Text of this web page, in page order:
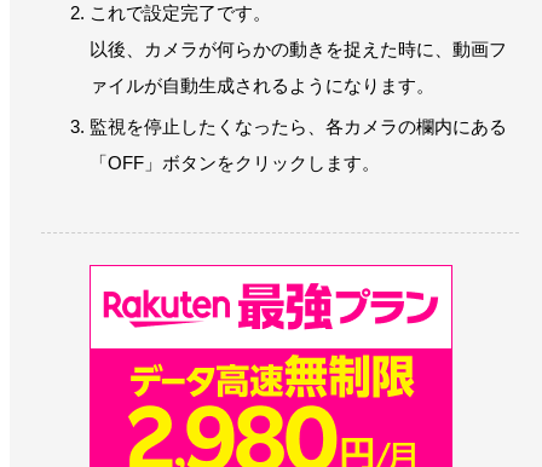
これで設定完了です。
以後、カメラが何らかの動きを捉えた時に、動画フ
ァイルが自動生成されるようになります。
監視を停止したくなったら、各カメラの欄内にある
「OFF」ボタンをクリックします。